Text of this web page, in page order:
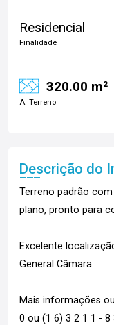
Residencial
Finalidade
320.00 m²
A. Terreno
Descrição do
Terreno padrão
plano, pronto para
Excelente
General Câmara.
Mais informações
0 ou (1 6) 3 2 1 1 - 8